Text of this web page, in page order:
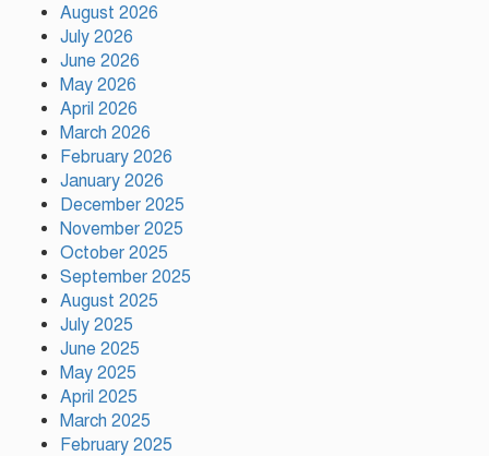
জমিয়ত
August 2026
July 2026
June 2026
May 2026
April 2026
March 2026
February 2026
January 2026
December 2025
November 2025
October 2025
September 2025
August 2025
July 2025
June 2025
May 2025
April 2025
March 2025
February 2025